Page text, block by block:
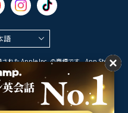
語
れた Apple Inc. の商標です。App Store は
マークです。
の商標です。
ライン英会話